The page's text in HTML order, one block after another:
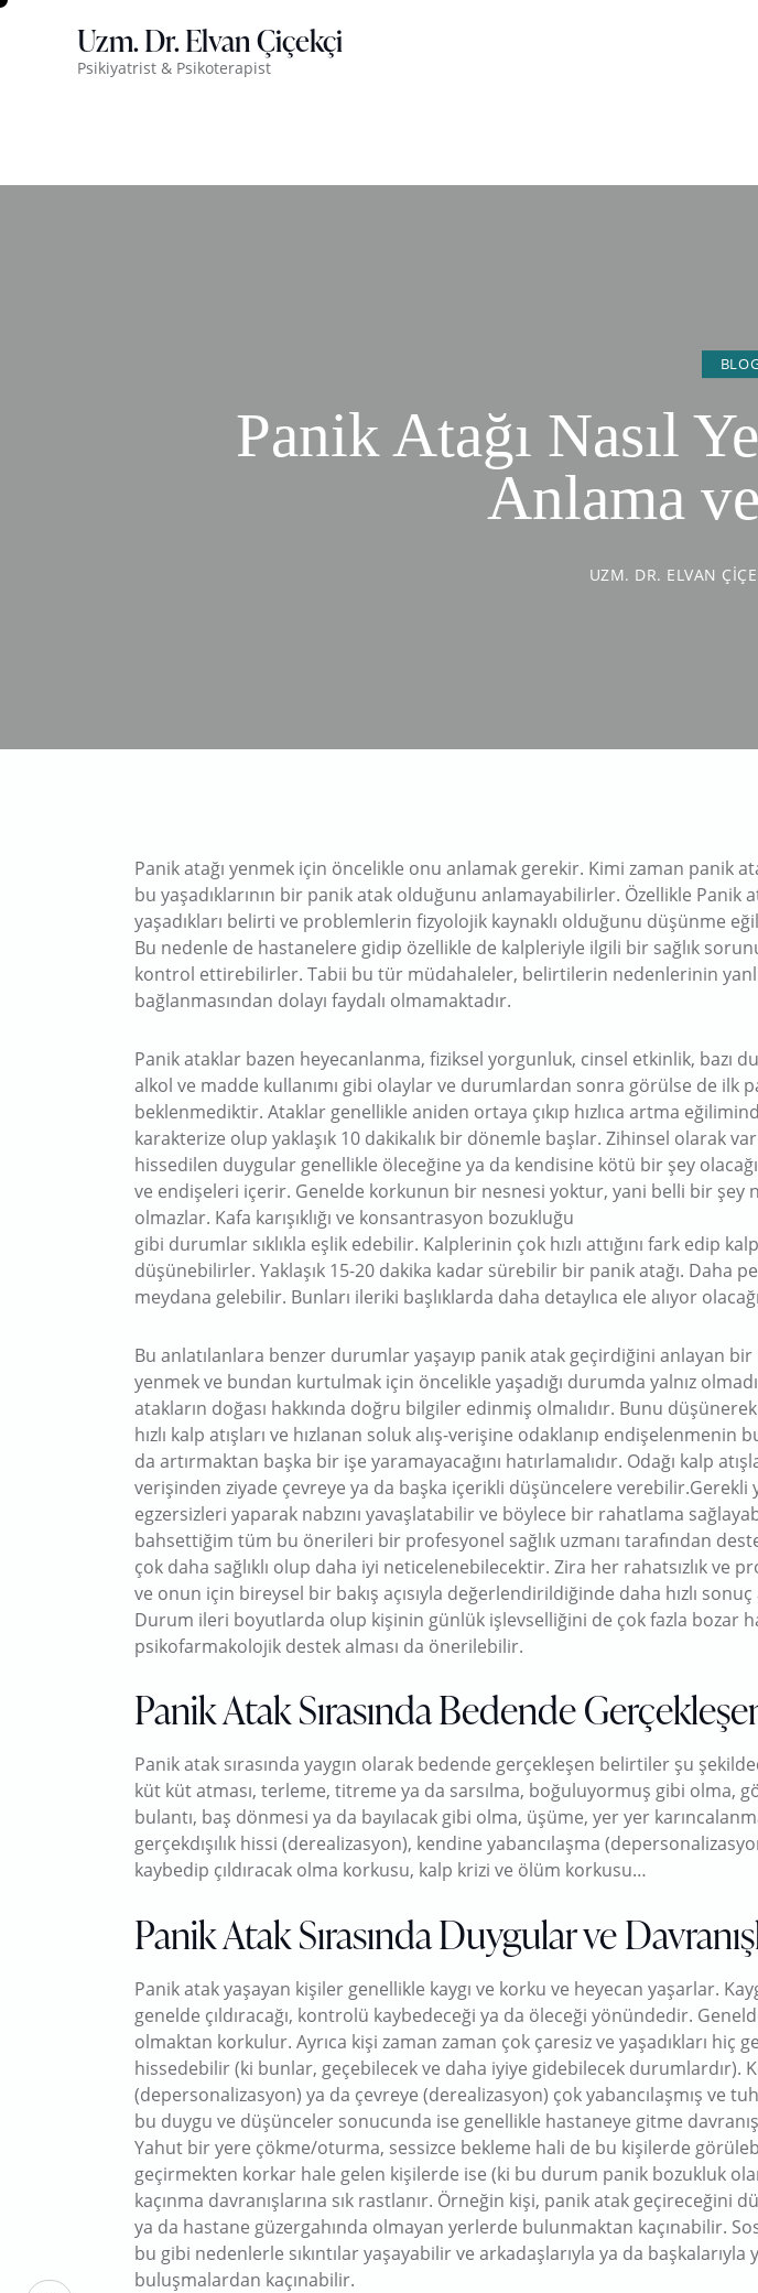
Uzm. Dr. Elvan Çiçekçi
Psikiyatrist & Psikoterapist
Panik Atağı Nasıl
Anlama
UZM. DR. ELVAN
Panik atağı yenmek için öncelikle onu anlamak gerekir. Kimi zaman panik
bu yaşadıklarının bir panik atak olduğunu anlamayabilirler. Özellikle Panik
yaşadıkları belirti ve problemlerin fizyolojik kaynaklı olduğunu düşünme
Bu nedenle de hastanelere gidip özellikle de kalpleriyle ilgili bir sağlık
kontrol ettirebilirler. Tabii bu tür müdahaleler, belirtilerin nedenlerinin
bağlanmasından dolayı faydalı olmamaktadır.
Panik ataklar bazen heyecanlanma, fiziksel yorgunluk, cinsel etkinlik, bazı
alkol ve madde kullanımı gibi olaylar ve durumlardan sonra görülse de ilk
beklenmediktir. Ataklar genellikle aniden ortaya çıkıp hızlıca artma
karakterize olup yaklaşık 10 dakikalık bir dönemle başlar. Zihinsel olarak
hissedilen duygular genellikle öleceğine ya da kendisine kötü bir şey
ve endişeleri içerir. Genelde korkunun bir nesnesi yoktur, yani belli bir şey
olmazlar. Kafa karışıklığı ve konsantrasyon bozukluğu
gibi durumlar sıklıkla eşlik edebilir. Kalplerinin çok hızlı attığını fark edip
düşünebilirler. Yaklaşık 15-20 dakika kadar sürebilir bir panik atağı. Daha
meydana gelebilir. Bunları ileriki başlıklarda daha detaylıca ele alıyor
Bu anlatılanlara benzer durumlar yaşayıp panik atak geçirdiğini anlayan
yenmek ve bundan kurtulmak için öncelikle yaşadığı durumda yalnız
atakların doğası hakkında doğru bilgiler edinmiş olmalıdır. Bunu
hızlı kalp atışları ve hızlanan soluk alış-verişine odaklanıp endişelenmenin
da artırmaktan başka bir işe yaramayacağını hatırlamalıdır. Odağı kalp
verişinden ziyade çevreye ya da başka içerikli düşüncelere verebilir.Gerekli
egzersizleri yaparak nabzını yavaşlatabilir ve böylece bir rahatlama
bahsettiğim tüm bu önerileri bir profesyonel sağlık uzmanı tarafından
çok daha sağlıklı olup daha iyi neticelenebilecektir. Zira her rahatsızlık ve
ve onun için bireysel bir bakış açısıyla değerlendirildiğinde daha hızlı
Durum ileri boyutlarda olup kişinin günlük işlevselliğini de çok fazla bozar
psikofarmakolojik destek alması da önerilebilir.
Panik Atak Sırasında Bedende
Panik atak sırasında yaygın olarak bedende gerçekleşen belirtiler şu
küt küt atması, terleme, titreme ya da sarsılma, boğuluyormuş gibi olma,
bulantı, baş dönmesi ya da bayılacak gibi olma, üşüme, yer yer
gerçekdışılık hissi (derealizasyon), kendine yabancılaşma
kaybedip çıldıracak olma korkusu, kalp krizi ve ölüm korkusu…
Panik Atak Sırasında Duygular ve
Panik atak yaşayan kişiler genellikle kaygı ve korku ve heyecan yaşarlar.
genelde çıldıracağı, kontrolü kaybedeceği ya da öleceği yönündedir.
olmaktan korkulur. Ayrıca kişi zaman zaman çok çaresiz ve yaşadıkları hiç
hissedebilir (ki bunlar, geçebilecek ve daha iyiye gidebilecek durumlardır).
(depersonalizasyon) ya da çevreye (derealizasyon) çok yabancılaşmış ve
bu duygu ve düşünceler sonucunda ise genellikle hastaneye gitme
Yahut bir yere çökme/oturma, sessizce bekleme hali de bu kişilerde
geçirmekten korkar hale gelen kişilerde ise (ki bu durum panik bozukluk
kaçınma davranışlarına sık rastlanır. Örneğin kişi, panik atak geçireceğini
ya da hastane güzergahında olmayan yerlerde bulunmaktan kaçınabilir.
bu gibi nedenlerle sıkıntılar yaşayabilir ve arkadaşlarıyla ya da başkalarıyla
buluşmalardan kaçınabilir.